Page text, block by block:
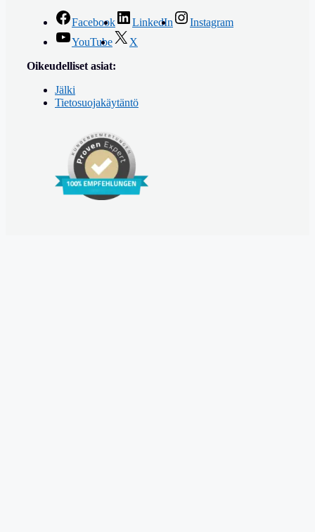
Facebook LinkedIn
Instagram
YouTube
X
Oikeudelliset asiat:
Jälki
Tietosuojakäytäntö